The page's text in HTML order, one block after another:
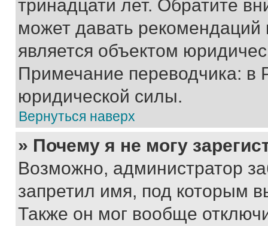
тринадцати лет. Обратите
может давать
является объектом
Примечание переводчика: в
юридической силы.
Вернуться наверх
» Почему я не могу
Возможно, администратор
запретил имя, под которым
Также он мог вообще